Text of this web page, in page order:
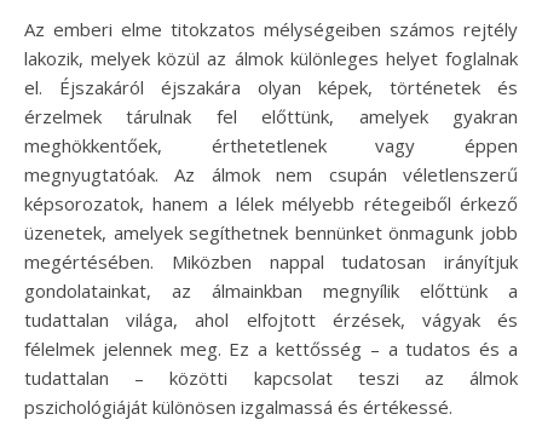
Az emberi elme titokzatos mélységeiben számos rejtély
lakozik, melyek közül az álmok különleges helyet foglalnak
el. Éjszakáról éjszakára olyan képek, történetek és
érzelmek tárulnak fel előttünk, amelyek gyakran
meghökkentőek, érthetetlenek vagy éppen
megnyugtatóak. Az álmok nem csupán véletlenszerű
képsorozatok, hanem a lélek mélyebb rétegeiből érkező
üzenetek, amelyek segíthetnek bennünket önmagunk jobb
megértésében. Miközben nappal tudatosan irányítjuk
gondolatainkat, az álmainkban megnyílik előttünk a
tudattalan világa, ahol elfojtott érzések, vágyak és
félelmek jelennek meg. Ez a kettősség – a tudatos és a
tudattalan – közötti kapcsolat teszi az álmok
pszichológiáját különösen izgalmassá és értékessé.